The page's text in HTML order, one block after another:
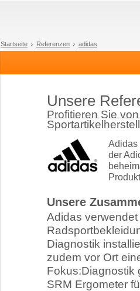
Startseite Referenzen adidas
Unsere
Profitieren Sie
Adidas
der
Unsere
Adidas
Diagnostik
zudem vor Ort
Fokus:Diagnostik
SRM Ergometer